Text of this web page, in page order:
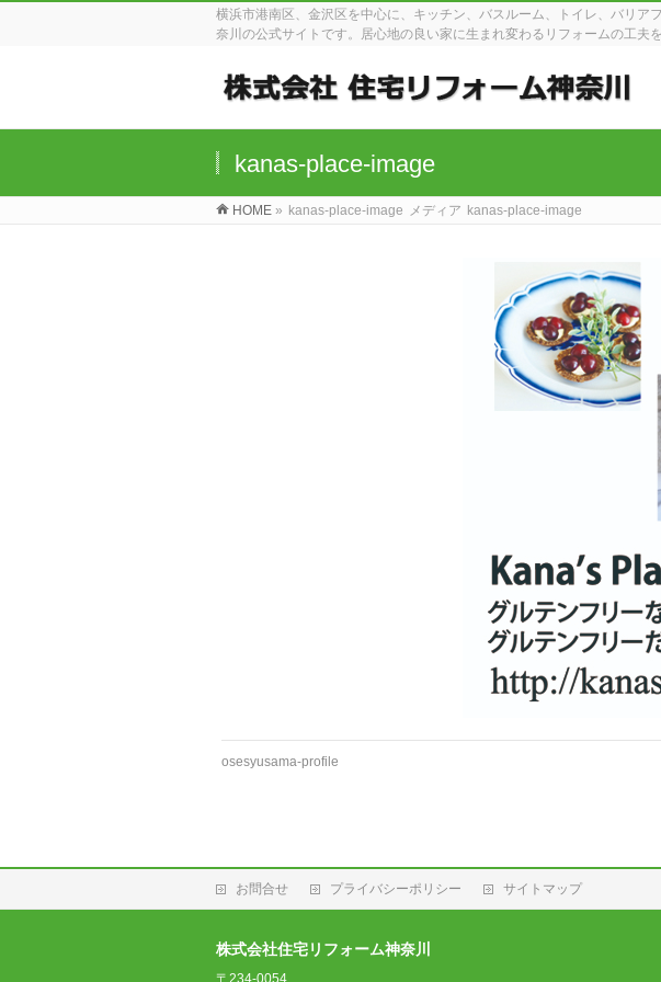
横浜市港南区、金沢区を中心に、キッチン、バスルーム、トイレ、バリ
奈川の公式サイトです。居心地の良い家に生まれ変わるリフォームの工夫
kanas-place-image
HOME » kanas-place-image メディア kanas-place-image
osesyusama-profile
お問合せ プライバシーポリシー サイトマップ
株式会社住宅リフォーム神奈川
〒234-0054